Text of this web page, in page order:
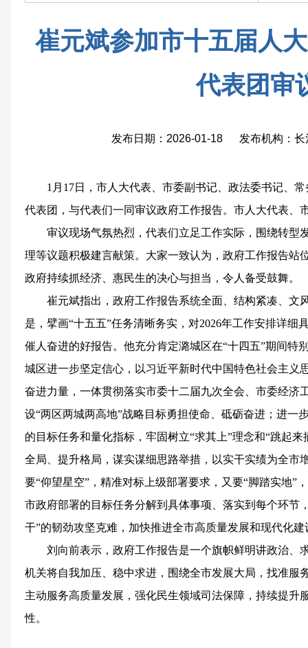
崔元斌参加市十五届人
代表团审
发布日期：2026-01-18 发布机构：长
1月17日，市人大代表、市委副书记、政法委书记、
代表团，与代表们一同审议政府工作报告。市人大代表、
审议现场气氛热烈，代表们立足工作实际，围绕转型
理等议题积极建言献策。大家一致认为，政府工作报告站
政府持续抓经济、惠民生的决心与担当，令人备受鼓舞。
崔元斌指出，政府工作报告系统全面、结构紧凑、文
是，擘画“十五五”任务清晰务实，对2026年工作安排详细
催人奋进的好报告。他充分肯定潞城区在“十四五”期间特
城区进一步坚定信心，以习近平新时代中国特色社会主义
奋进力量，一体贯彻落实市委十二届九次全会、市委经济
设“两区两城两高地”战略目标勇担使命、砥砺奋进；进一
的目标任务和量化指标，牢固树立“求其上”理念和“跳起
全局、提升格局，谋实谋细思路举措，以实干实绩为全市
要“仰望星空”，精准对标上级部署要求，又要“脚踏实地”
市政府部署的目标任务分解到具体事项、落实到每个环节
干”的韧劲攻坚克难，加快推进全市高质量发展和现代化
刘向前表示，政府工作报告是一个旗帜鲜明讲政治、
机关将自我加压、稳中求进，围绕全市发展大局，找准服
主动服务高质量发展，强化民生领域司法保障，持续提升
性。